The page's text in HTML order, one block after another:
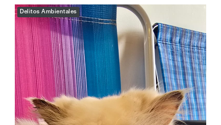
Delitos Ambientales